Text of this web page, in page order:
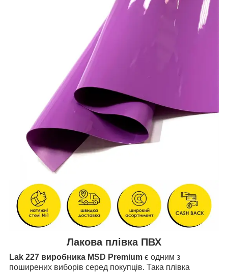
Лакова плівка ПВХ
Lak 227 виробника MSD Premium є одним з
поширених виборів серед покупців. Така плівка